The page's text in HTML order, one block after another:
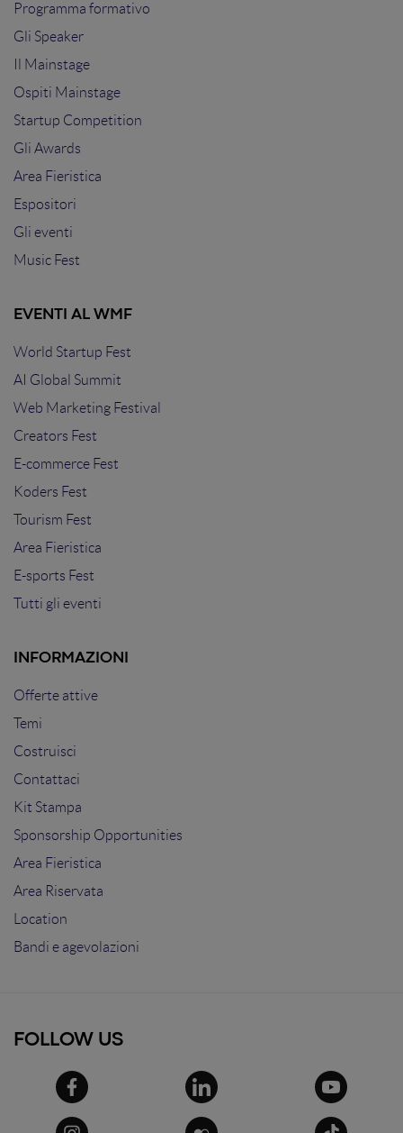
Programma formativo
Gli Speaker
Il Mainstage
Ospiti Mainstage
Startup Competition
Gli Awards
Area Fieristica
Espositori
Gli eventi
Music Fest
EVENTI AL WMF
World Startup Fest
AI Global Summit
Web Marketing Festival
Creators Fest
E-commerce Fest
Koders Fest
Tourism Fest
Area Fieristica
E-sports Fest
Tutti gli eventi
INFORMAZIONI
Offerte attive
Temi
Costruisci
Contattaci
Kit Stampa
Sponsorship Opportunities
Area Fieristica
Area Riservata
Location
Bandi e agevolazioni
FOLLOW US